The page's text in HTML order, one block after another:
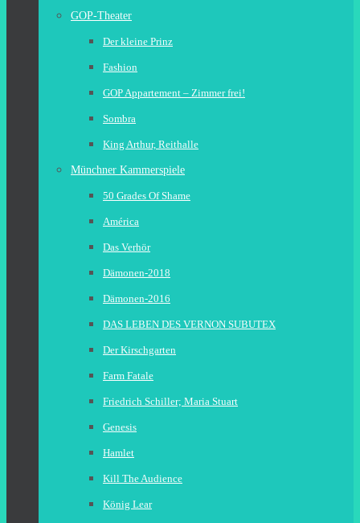
GOP-Theater
Der kleine Prinz
Fashion
GOP Appartement – Zimmer frei!
Sombra
King Arthur, Reithalle
Münchner Kammerspiele
50 Grades Of Shame
América
Das Verhör
Dämonen-2018
Dämonen-2016
DAS LEBEN DES VERNON SUBUTEX
Der Kirschgarten
Farm Fatale
Friedrich Schiller; Maria Stuart
Genesis
Hamlet
Kill The Audience
König Lear